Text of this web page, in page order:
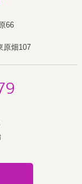
66
原畑107